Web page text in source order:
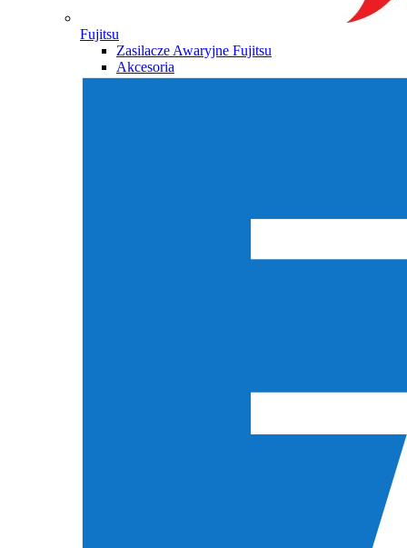
Fujitsu
Zasilacze Awaryjne Fujitsu
Akcesoria